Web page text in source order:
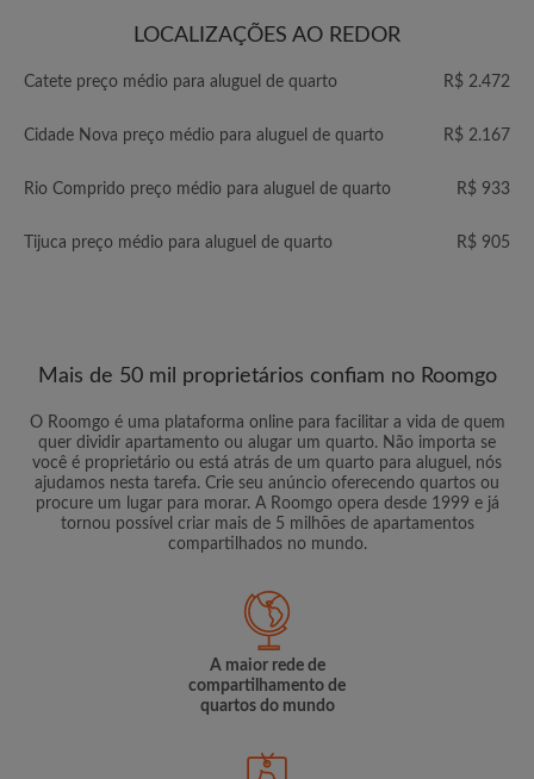
LOCALIZAÇÕES AO REDOR
Catete preço médio para aluguel de quarto R$ 2.472
Cidade Nova preço médio para aluguel de quarto R$ 2.167
Rio Comprido preço médio para aluguel de quarto R$ 933
Tijuca preço médio para aluguel de quarto R$ 905
Mais de 50 mil proprietários confiam no Roomgo
O Roomgo é uma plataforma online para facilitar a vida de quem
quer dividir apartamento ou alugar um quarto. Não importa se
você é proprietário ou está atrás de um quarto para aluguel, nós
ajudamos nesta tarefa. Crie seu anúncio oferecendo quartos ou
procure um lugar para morar. A Roomgo opera desde 1999 e já
tornou possível criar mais de 5 milhões de apartamentos
compartilhados no mundo.
A maior rede de
compartilhamento de
quartos do mundo